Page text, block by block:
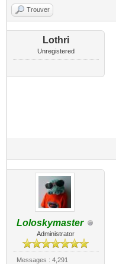
Trouver
Lothri
Unregistered
Loloskymaster
Administrator
Messages : 4,291